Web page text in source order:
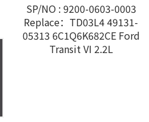
SP/NO : 9200-0603-0003
Replace：TD03L4 49131-
05313 6C1Q6K682CE Ford
Transit VI 2.2L